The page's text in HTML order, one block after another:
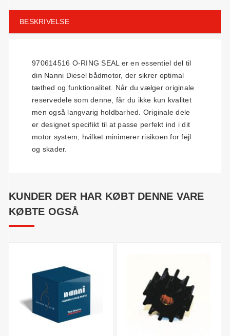
BESKRIVELSE
970614516 O-RING SEAL er en essentiel del til
din Nanni Diesel bådmotor, der sikrer optimal
tæthed og funktionalitet. Når du vælger originale
reservedele som denne, får du ikke kun kvalitet
men også langvarig holdbarhed. Originale dele
er designet specifikt til at passe perfekt ind i dit
motor system, hvilket minimerer risikoen for fejl
og skader.
KUNDER DER HAR KØBT DENNE VARE
KØBTE OGSÅ